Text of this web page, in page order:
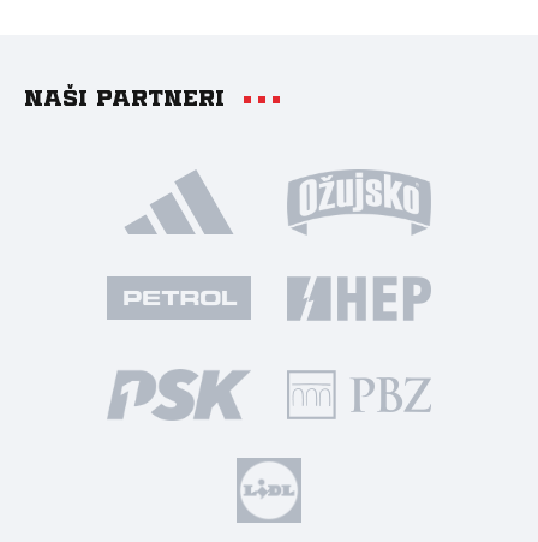
Naši partneri